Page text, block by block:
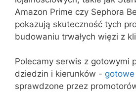
Amazon Prime czy Sephora
pokazują skuteczność tych
budowaniu trwałych więzi z
Polecamy serwis z gotowymi
dziedzin i kierunków -
sprawdzone przez